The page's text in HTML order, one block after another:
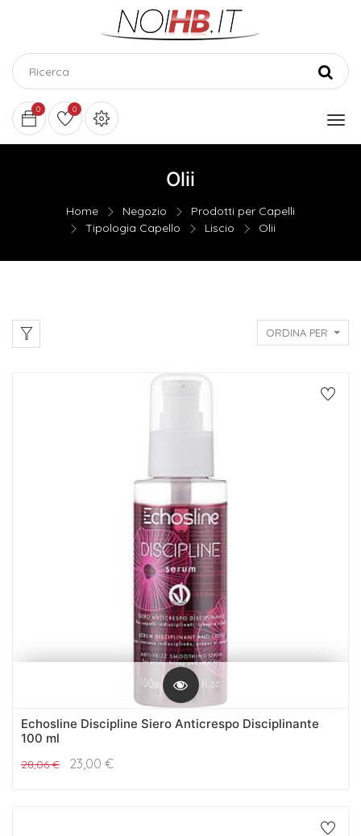
0 0
Olii
Home Negozio
Prodotti per Capelli
Tipologia Capello
Liscio Olii
ORDINA PER
Echosline Discipline Siero Anticrespo Disciplinante
100 ml
28,06€ 23,00 €